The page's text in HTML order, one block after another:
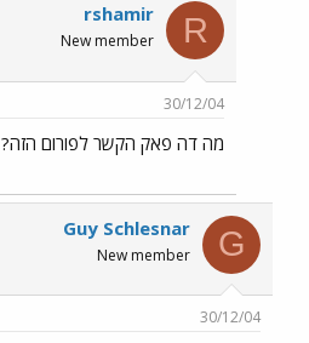
R
rshamir
New member
30/12/04
מה דה פאק הקשר לפורום הזה?
G
Guy Schlesnar
New member
30/12/04